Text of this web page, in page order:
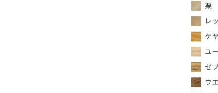
栗
レ
ケ
ユ
ゼ
ウ